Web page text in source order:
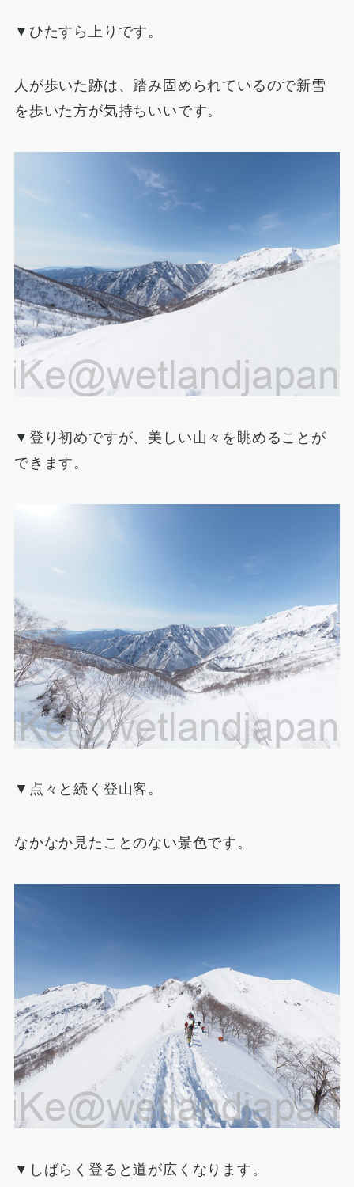
▼ひたすら上りです。
人が歩いた跡は、踏み固められているので新雪
を歩いた方が気持ちいいです。
▼登り初めですが、美しい山々を眺めることが
できます。
▼点々と続く登山客。
なかなか見たことのない景色です。
▼しばらく登ると道が広くなります。